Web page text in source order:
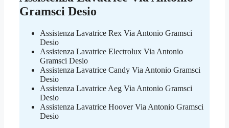
Gramsci Desio
Assistenza Lavatrice Rex Via Antonio Gramsci
Desio
Assistenza Lavatrice Electrolux Via Antonio
Gramsci Desio
Assistenza Lavatrice Candy Via Antonio Gramsci
Desio
Assistenza Lavatrice Aeg Via Antonio Gramsci
Desio
Assistenza Lavatrice Hoover Via Antonio Gramsci
Desio